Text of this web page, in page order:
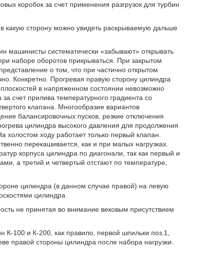
коробок за счет применения разгрузок для турбин
какую сторону можно увидеть раскрываемую дальше
машинисты систематически «забывают» открывать
наборе оборотов прикрываться. При закрытом
о том, что при частично открытом
Конкретно. Прогревая правую сторону цилиндра
в напряженном состоянии невозможно
счет прилива температурного градиента со
клапана. Многообразие вариантов
балансировочных пусков, резкие отключения
цилиндра высокого давления для продолжения
ходу работает только первый клапан.
перекашивается, как и при малых нагрузках.
корпуса цилиндра по диагонали, так как первый и
а третий и четвертый отстают по температуре,
цилиндра (в данном случае правой) на левую
цилиндра.
не принятая во внимание вековым присутствием
100 и К-200, как правило, первой шпильки поз.1,
правой стороны цилиндра после набора нагрузки.